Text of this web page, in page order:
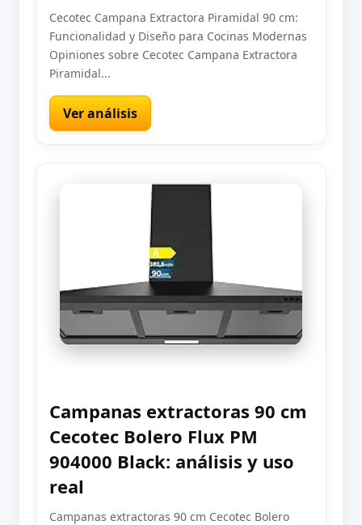
Cecotec Campana Extractora Piramidal 90 cm:
Funcionalidad y Diseño para Cocinas Modernas
Opiniones sobre Cecotec Campana Extractora
Piramidal...
Ver análisis
Campanas extractoras 90 cm
Cecotec Bolero Flux PM
904000 Black: análisis y uso
real
Campanas extractoras 90 cm Cecotec Bolero